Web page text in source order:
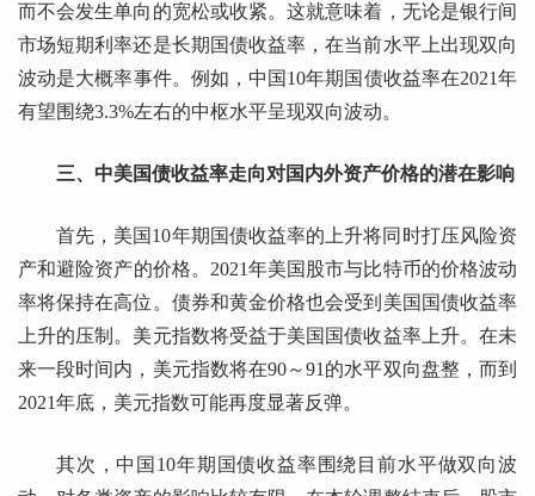
而不会发生单向的宽松或收紧。这就意味着，无论是银行间
市场短期利率还是长期国债收益率，在当前水平上出现双向
波动是大概率事件。例如，中国10年期国债收益率在2021年
有望围绕3.3%左右的中枢水平呈现双向波动。
三、中美国债收益率走向对国内外资产价格的潜在影响
首先，美国10年期国债收益率的上升将同时打压风险资
产和避险资产的价格。2021年美国股市与比特币的价格波动
率将保持在高位。债券和黄金价格也会受到美国国债收益率
上升的压制。美元指数将受益于美国国债收益率上升。在未
来一段时间内，美元指数将在90～91的水平双向盘整，而到
2021年底，美元指数可能再度显著反弹。
其次，中国10年期国债收益率围绕目前水平做双向波